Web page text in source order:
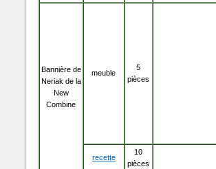
Bannière de
Neriak de la
New
Combine
meuble
5
pièces
recette
10
pièces